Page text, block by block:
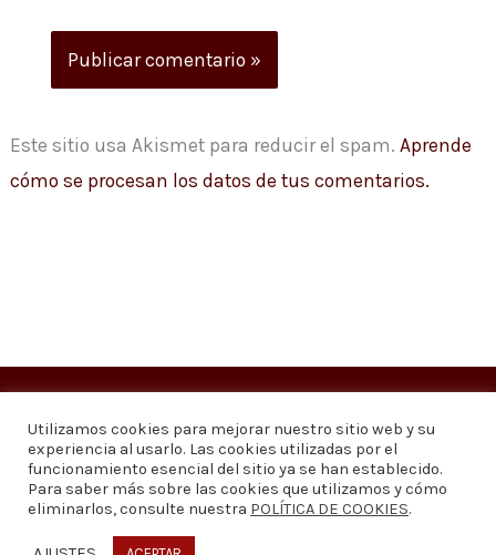
Este sitio usa Akismet para reducir el spam.Aprende
cómo se procesan los datos de tus comentarios.
Copyright © 2026Visión 20/20 Noticias
Visión 20/20 Noticias - Edición 1.095
Contáctenos
Quiénes somos
Política de privacidad
Utilizamos cookies para mejorar nuestro sitio web y su
experiencia al usarlo. Las cookies utilizadas por el
funcionamiento esencial del sitio ya se han establecido.
Para saber más sobre las cookies que utilizamos y cómo
eliminarlos, consulte nuestra POLÍTICA DE COOKIES.